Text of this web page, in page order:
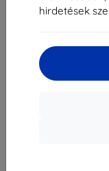
hirdetések
Összes találat6.